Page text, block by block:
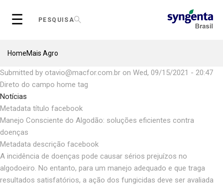
☰ PESQUISA
Breadcrumb
HomeMais Agro
Submitted by otavio@macfor.com.br on Wed, 09/15/2021 - 20:47
Direto do campo home tag
Notícias
Metadata título facebook
Manejo Consciente do Algodão: soluções eficientes contra
doenças
Metadata descrição facebook
A incidência de doenças pode causar sérios prejuízos no
algodoeiro. No entanto, para um manejo adequado e que traga
resultados satisfatórios, a ação dos fungicidas deve ser avaliada